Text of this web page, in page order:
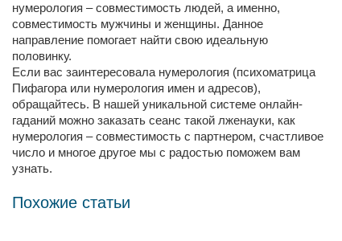
нумерология – совместимость людей, а именно,
совместимость мужчины и женщины. Данное
направление помогает найти свою идеальную
половинку.
Если вас заинтересовала нумерология (психоматрица
Пифагора или нумерология имен и адресов),
обращайтесь. В нашей уникальной системе онлайн-
гаданий можно заказать сеанс такой лженауки, как
нумерология – совместимость с партнером, счастливое
число и многое другое мы с радостью поможем вам
узнать.
Похожие статьи